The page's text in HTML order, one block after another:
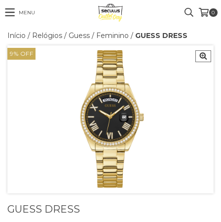
MENU 0
Início / Relógios / Guess / Feminino / GUESS DRESS
9% OFF
GUESS DRESS